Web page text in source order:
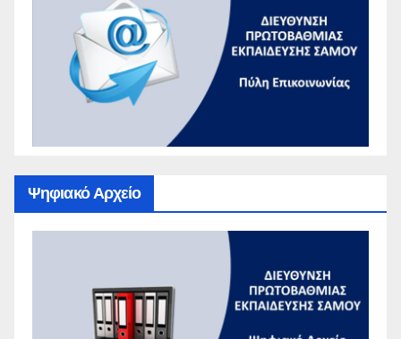
Ψηφιακό Αρχείο